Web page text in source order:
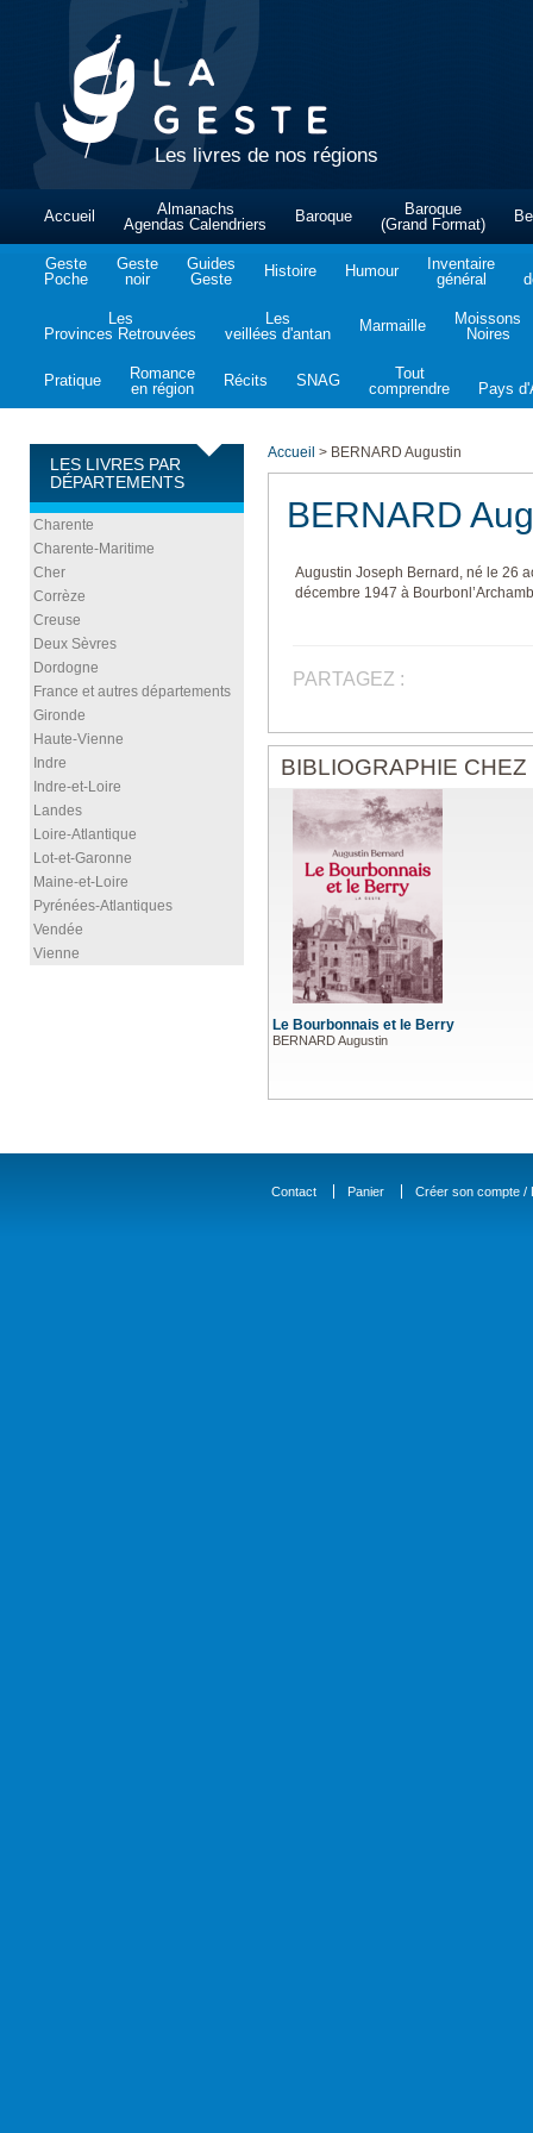
Les livres de nos régions
Accueil
Almanachs
Agendas Calendriers
Baroque
Baroque
(Grand Format)
Geste
Poche
Geste
noir
Guides
Geste
Histoire Humour
Inventaire
général
Les
Provinces Retrouvées
Les
veillées d'antan
Marmaille
Moissons
Noires
Pratique
Romance
en région
Récits SNAG
Tout
comprendre
Pays
LES LIVRES PAR
DÉPARTEMENTS
Charente
Charente-Maritime
Cher
Corrèze
Creuse
Deux Sèvres
Dordogne
France et autres départements
Gironde
Haute-Vienne
Indre
Indre-et-Loire
Landes
Loire-Atlantique
Lot-et-Garonne
Maine-et-Loire
Pyrénées-Atlantiques
Vendée
Vienne
Accueil > BERNARD Augustin
BERNARD
Augustin Joseph Bernard, né le 26
décembre 1947 à
PARTAGEZ :
BIBLIOGRAPHIE
Le Bourbonnais et le Berry
BERNARD Augustin
Contact Panier Créer son compte /